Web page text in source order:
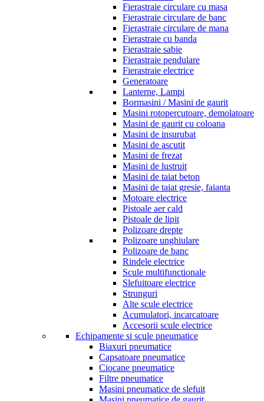
Fierastraie circulare cu masa
Fierastraie circulare de banc
Fierastraie circulare de mana
Fierastraie cu banda
Fierastraie sabie
Fierastraie pendulare
Fierastraie electrice
Generatoare
Lanterne, Lampi
Bormasini / Masini de gaurit
Masini rotopercutoare, demolatoare
Masini de gaurit cu coloana
Masini de insurubat
Masini de ascutit
Masini de frezat
Masini de lustruit
Masini de taiat beton
Masini de taiat gresie, faianta
Motoare electrice
Pistoale aer cald
Pistoale de lipit
Polizoare drepte
Polizoare unghiulare
Polizoare de banc
Rindele electrice
Scule multifunctionale
Slefuitoare electrice
Strunguri
Alte scule electrice
Acumulatori, incarcatoare
Accesorii scule electrice
Echipamente si scule pneumatice
Biaxuri pneumatice
Capsatoare pneumatice
Ciocane pneumatice
Filtre pneumatice
Masini pneumatice de slefuit